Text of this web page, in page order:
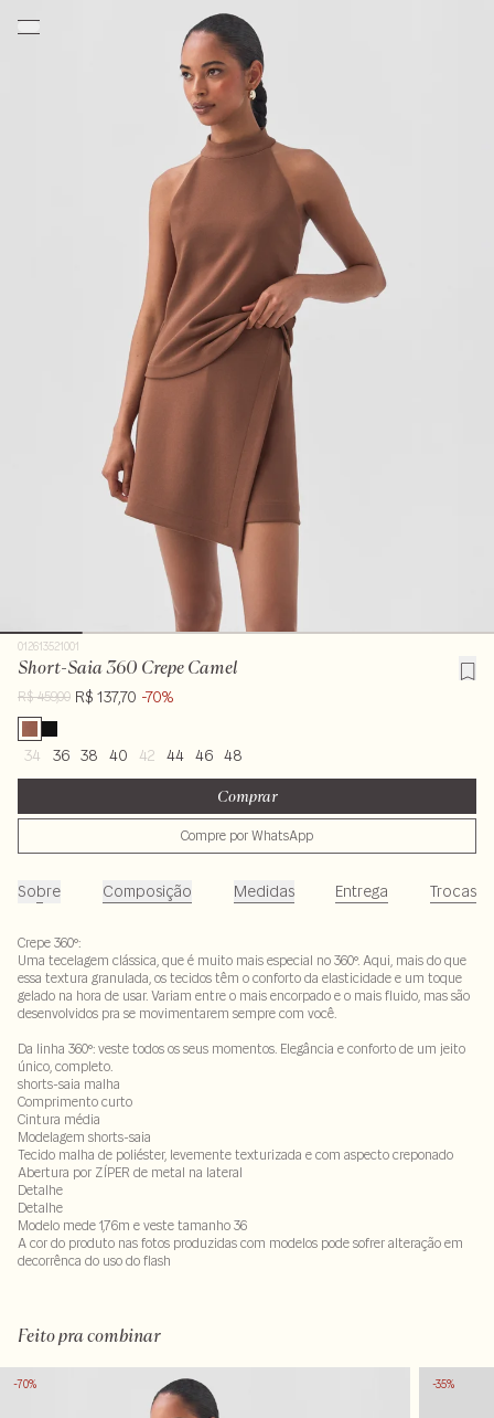
012613521001
Short-Saia 360 Crepe Camel
R$ 459,00 R$ 137,70 -70%
34 36 38 40 42 44 46 48
Comprar
Compre por WhatsApp
Sobre Composição Medidas Entrega Trocas
Crepe 360º:
Uma tecelagem clássica, que é muito mais especial no 360º. Aqui, mais do que
essa textura granulada, os tecidos têm o conforto da elasticidade e um toque
gelado na hora de usar. Variam entre o mais encorpado e o mais fluido, mas são
desenvolvidos pra se movimentarem sempre com você.
Da linha 360º: veste todos os seus momentos. Elegância e conforto de um jeito
único, completo.
shorts-saia malha
Comprimento curto
Cintura média
Modelagem shorts-saia
Tecido malha de poliéster, levemente texturizada e com aspecto creponado
Abertura por ZÍPER de metal na lateral
Detalhe
Detalhe
Modelo mede 1,76m e veste tamanho 36
A cor do produto nas fotos produzidas com modelos pode sofrer alteração em
decorrênca do uso do flash
Feito pra combinar
-70% -35%